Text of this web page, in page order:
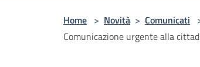
Home > Novità > Comunicati
Comunicazione urgente alla